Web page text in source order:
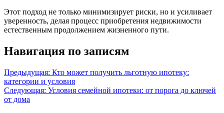
Этот подход не только минимизирует риски, но и усиливает
уверенность, делая процесс приобретения недвижимости
естественным продолжением жизненного пути.
Навигация по записям
Предыдущая: Кто может получить льготную ипотеку:
категории и условия
Следующая: Условия семейной ипотеки: от порога до ключей
от дома